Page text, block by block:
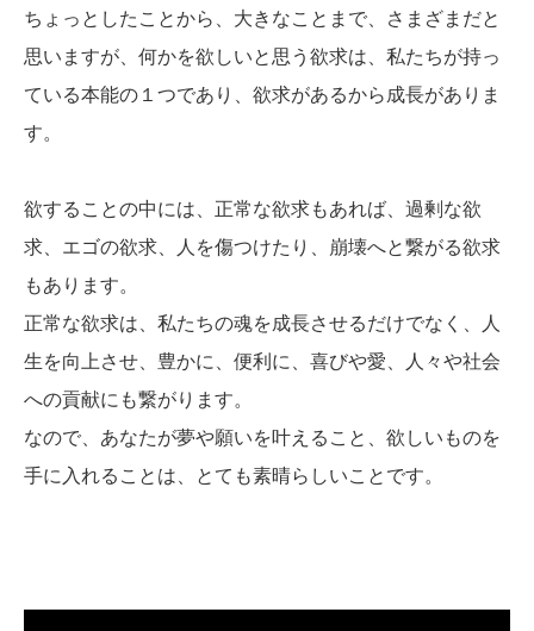
ちょっとしたことから、大きなことまで、さまざまだと
思いますが、何かを欲しいと思う欲求は、私たちが持っ
ている本能の１つであり、欲求があるから成長がありま
す。
欲することの中には、正常な欲求もあれば、過剰な欲
求、エゴの欲求、人を傷つけたり、崩壊へと繋がる欲求
もあります。
正常な欲求は、私たちの魂を成長させるだけでなく、人
生を向上させ、豊かに、便利に、喜びや愛、人々や社会
への貢献にも繋がります。
なので、あなたが夢や願いを叶えること、欲しいものを
手に入れることは、とても素晴らしいことです。